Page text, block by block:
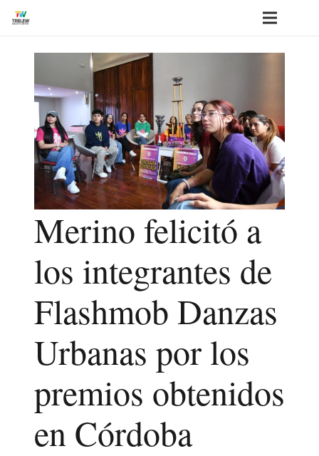
⁣Merino felicitó a
los integrantes de
Flashmob Danzas
Urbanas por los
premios obtenidos
en Córdoba